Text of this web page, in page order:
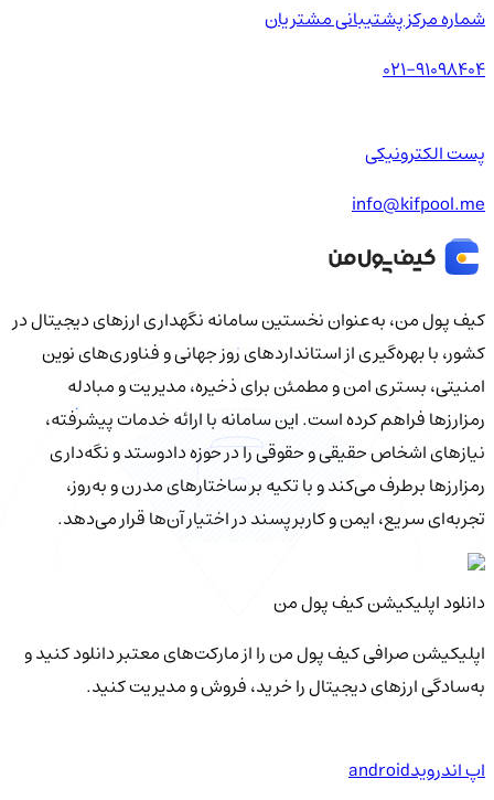
شماره مرکز پشتیبانی مشتریان
021-91098404
پست الکترونیکی
info@kifpool.me
کیف‌ پول من، به‌عنوان نخستین سامانه نگهداری ارزهای دیجیتال در
کشور، با بهره‌گیری از استانداردهای روز جهانی و فناوری‌های نوین
امنیتی، بستری امن و مطمئن برای ذخیره، مدیریت و مبادله
رمزارزها فراهم کرده است. این سامانه با ارائه خدمات پیشرفته،
نیازهای اشخاص حقیقی و حقوقی را در حوزه دادوستد و نگه‌داری
رمزارزها برطرف می‌کند و با تکیه بر ساختارهای مدرن و به‌روز،
تجربه‌ای سریع، ایمن و کاربرپسند در اختیار آن‌ها قرار می‌دهد.
دانلود اپلیکیشن کیف‌ پول من
اپلیکیشن صرافی کیف پول من را از مارکت‌های معتبر دانلود کنید و
به‌سادگی ارزهای دیجیتال را خرید، فروش و مدیریت کنید.
اپ اندرویدandroid